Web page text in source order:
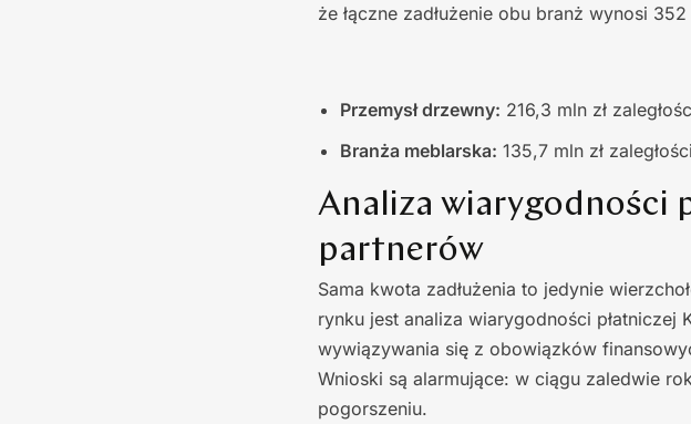
że łączne zadłużenie obu branż wynosi
Przemysł drzewny: 216,3 mln zł
Branża meblarska: 135,7 mln zł
Analiza wiarygodności
partnerów
Sama kwota zadłużenia to jedynie
rynku jest analiza wiarygodności
wywiązywania się z obowiązków
Wnioski są alarmujące: w ciągu zaledwie
pogorszeniu.